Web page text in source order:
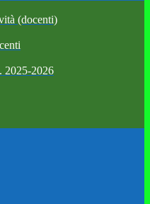
(docenti)
2025-2026